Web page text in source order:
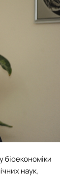
біоекономіки
наук,